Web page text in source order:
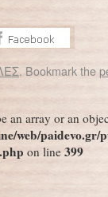
. Bookmark the
an array or an
web/paidevo.gr/
on line 399